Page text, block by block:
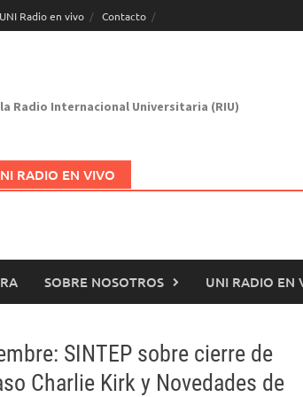
UNI Radio en vivo Contacto
Radio Internacional Universitaria (RIU)
RADIO EN VIVO
SOBRE NOSOTROS UNI RADIO EN
SINTEP sobre cierre de
Charlie Kirk y Novedades de